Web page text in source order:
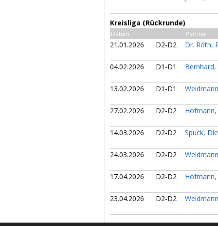
Kreisliga (Rückrunde)
Datum Partner
21.01.2026 D2-D2 Dr. Röth,
04.02.2026 D1-D1
13.02.2026 D1-D1
27.02.2026 D2-D2
14.03.2026 D2-D2 Spuck,
24.03.2026 D2-D2
17.04.2026 D2-D2
23.04.2026 D2-D2